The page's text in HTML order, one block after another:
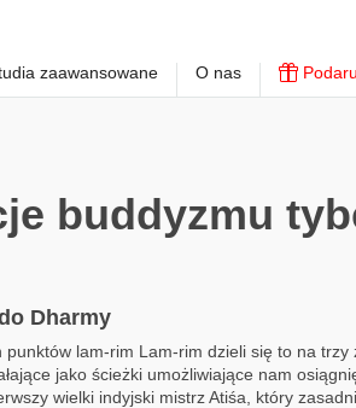
zaawansowane O nas
buddyzmu
Dharmy
punktów lam-rim Lam-rim dzieli się to na
jako ścieżki umożliwiające nam
wielki indyjski mistrz Atiśa, który